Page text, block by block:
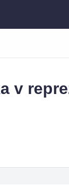
v